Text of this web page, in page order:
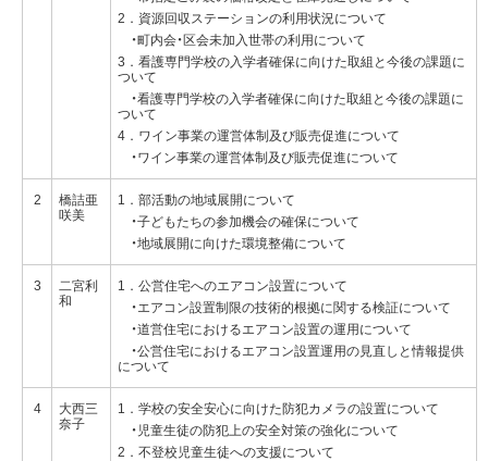
2．資源回収ステーションの利用状況について
・町内会・区会未加入世帯の利用について
3．看護専門学校の入学者確保に向けた取組と今後の課題に
ついて
・看護専門学校の入学者確保に向けた取組と今後の課題に
ついて
4．ワイン事業の運営体制及び販売促進について
・ワイン事業の運営体制及び販売促進について
2
橋詰亜
咲美
1．部活動の地域展開について
・子どもたちの参加機会の確保について
・地域展開に向けた環境整備について
3
二宮利
和
1．公営住宅へのエアコン設置について
・エアコン設置制限の技術的根拠に関する検証について
・道営住宅におけるエアコン設置の運用について
・公営住宅におけるエアコン設置運用の見直しと情報提供
について
4
大西三
奈子
1．学校の安全安心に向けた防犯カメラの設置について
・児童生徒の防犯上の安全対策の強化について
2．不登校児童生徒への支援について